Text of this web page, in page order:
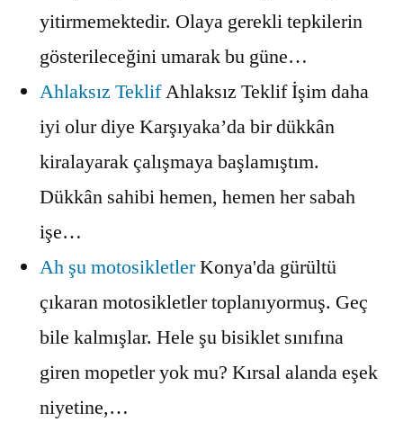
yitirmemektedir. Olaya gerekli tepkilerin
gösterileceğini umarak bu güne…
Ahlaksız TeklifAhlaksız Teklif İşim daha
iyi olur diye Karşıyaka’da bir dükkân
kiralayarak çalışmaya başlamıştım.
Dükkân sahibi hemen, hemen her sabah
işe…
Ah şu motosikletlerKonya'da gürültü
çıkaran motosikletler toplanıyormuş. Geç
bile kalmışlar. Hele şu bisiklet sınıfına
giren mopetler yok mu? Kırsal alanda eşek
niyetine,…